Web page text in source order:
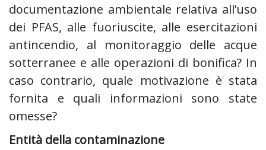
documentazione ambientale relativa all’uso
dei PFAS, alle fuoriuscite, alle esercitazioni
antincendio, al monitoraggio delle acque
sotterranee e alle operazioni di bonifica? In
caso contrario, quale motivazione è stata
fornita e quali informazioni sono state
omesse?
Entità della contaminazione